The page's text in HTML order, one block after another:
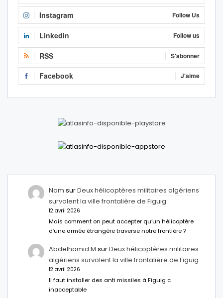
Instagram Follow Us
Linkedin Follow us
RSS S'abonner
Facebook J'aime
Nam surDeux hélicoptères militaires algériens
survolent la ville frontalière de Figuig
12 avril 2026
Mais comment on peut accepter qu’un hélicoptère
d’une armée étrangère traverse notre frontière ?
Abdelhamid M surDeux hélicoptères militaires
algériens survolent la ville frontalière de Figuig
12 avril 2026
Il faut installer des anti missiles à Figuig c
inacceptable